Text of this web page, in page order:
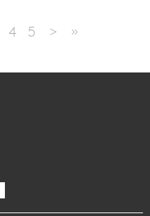
4 5 ＞ ≫